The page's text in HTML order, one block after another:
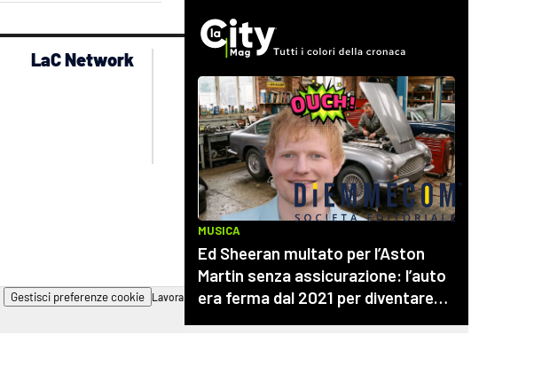
LaC Network
lacplay.it
lactv.it
laconair.it
lacitymag.it
lacapitalenews.it
cosenzachannel.it
ilvibonese.it
catanzarochannel.it
Gestisci preferenze cookie Lavora con noi